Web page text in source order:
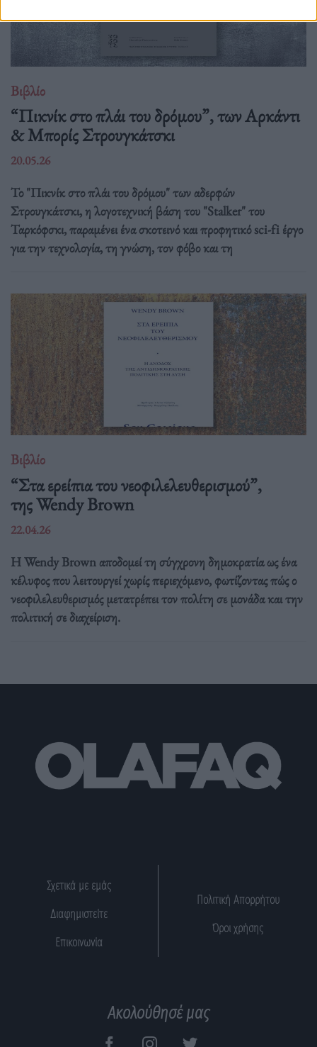
Βιβλίο
“Πικνίκ στο πλάι του δρόμου”, των Αρκάντι
& Μπορίς Στρουγκάτσκι
20.05.26
Το "Πικνίκ στο πλάι του δρόμου" των αδερφών
Στρουγκάτσκι, η λογοτεχνική βάση του "Stalker" του
Ταρκόφσκι, παραμένει ένα σκοτεινό και προφητικό sci-fi έργο
για την τεχνολογία, τη γνώση, τον φόβο και τη
Βιβλίο
“Στα ερείπια του νεοφιλελευθερισμού”,
της Wendy Brown
22.04.26
Η Wendy Brown αποδομεί τη σύγχρονη δημοκρατία ως ένα
κέλυφος που λειτουργεί χωρίς περιεχόμενο, φωτίζοντας πώς ο
νεοφιλελευθερισμός μετατρέπει τον πολίτη σε μονάδα και την
πολιτική σε διαχείριση.
Σχετικά με εμάς
Διαφημιστείτε
Επικοινωνία
Πολιτική Απορρήτου
Όροι χρήσης
Ακολούθησέ μας